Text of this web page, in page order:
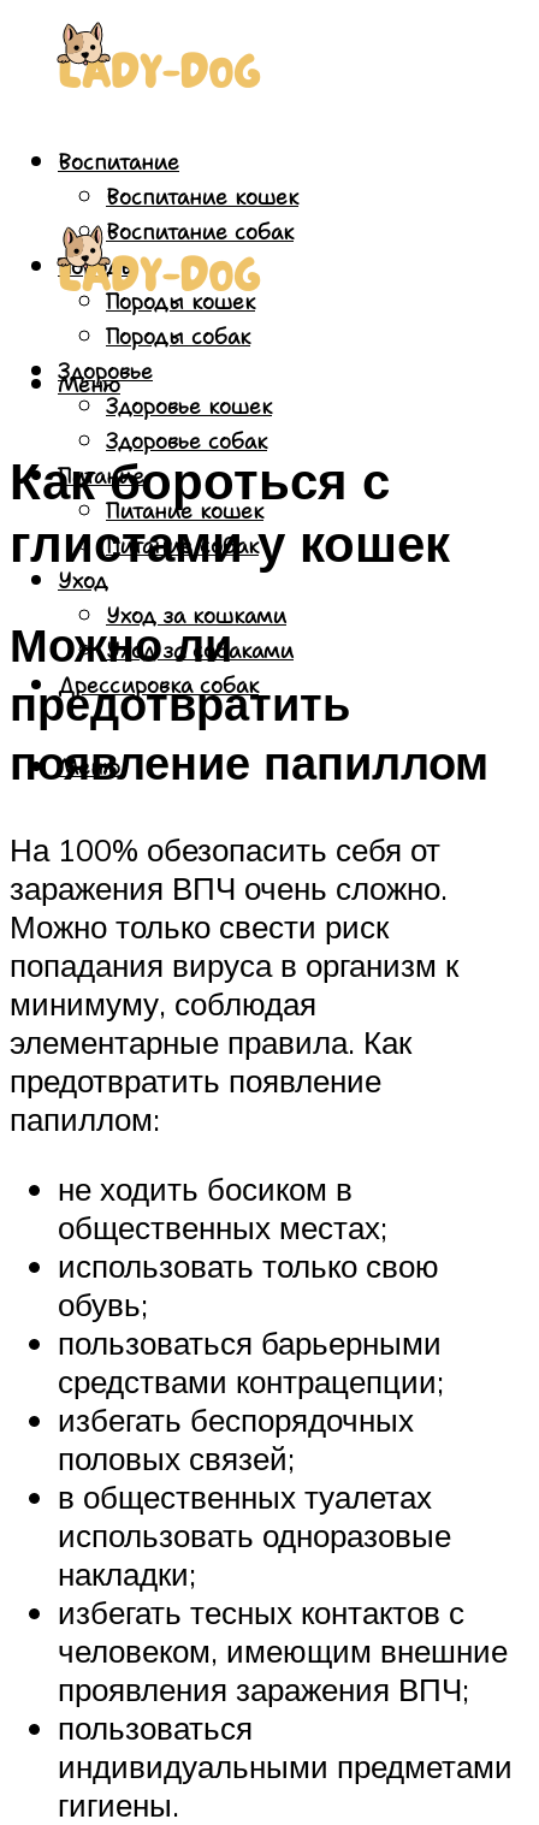
Воспитание
Воспитание кошек
Воспитание собак
Породы
Породы кошек
Породы собак
Здоровье
Здоровье кошек
Здоровье собак
Питание
Питание кошек
Питание собак
Уход
Уход за кошками
Уход за собаками
Дрессировка собак
Меню
Меню
Как бороться с
глистами у кошек
Можно ли
предотвратить
появление папиллом
На 100% обезопасить себя от
заражения ВПЧ очень сложно.
Можно только свести риск
попадания вируса в организм к
минимуму, соблюдая
элементарные правила. Как
предотвратить появление
папиллом:
не ходить босиком в
общественных местах;
использовать только свою
обувь;
пользоваться барьерными
средствами контрацепции;
избегать беспорядочных
половых связей;
в общественных туалетах
использовать одноразовые
накладки;
избегать тесных контактов с
человеком, имеющим внешние
проявления заражения ВПЧ;
пользоваться
индивидуальными предметами
гигиены.